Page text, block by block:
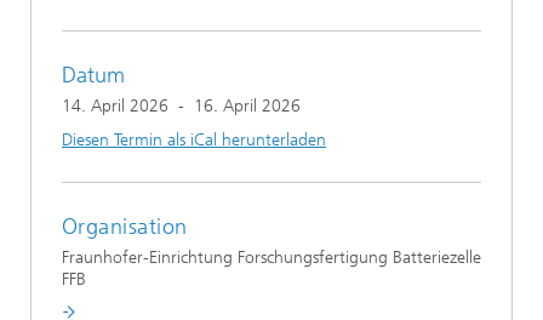
Datum
14. April 2026 -
16. April 2026
Diesen Termin als iCal herunterladen
Organisation
Fraunhofer-Einrichtung Forschungsfertigung Batteriezelle
FFB